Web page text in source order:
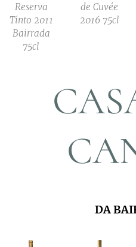
Reserva
Tinto 2011
Bairrada
75cl
de Cuvée
2016 75cl
DA